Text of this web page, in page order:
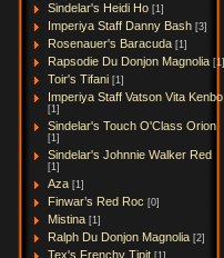
Sindelar's Heidi Ho [1]
Imperiya Staff Danny Bash [3]
Rosenauer's Baracuda [1]
Rapsodie Du Donjon Magnolia [1]
Toir's Tifani [1]
Imperiya Staff Vatson Vita Kenbo
[1]
Sindelar's Touch O'Class Orion
[1]
Sindelar's Johnnie Walker Red
[1]
Aza [1]
Finwar’s Red Roc [0]
Mistina [1]
Ralph Du Donjon Magnolia [2]
Tex's Frenchy Tipit [1]